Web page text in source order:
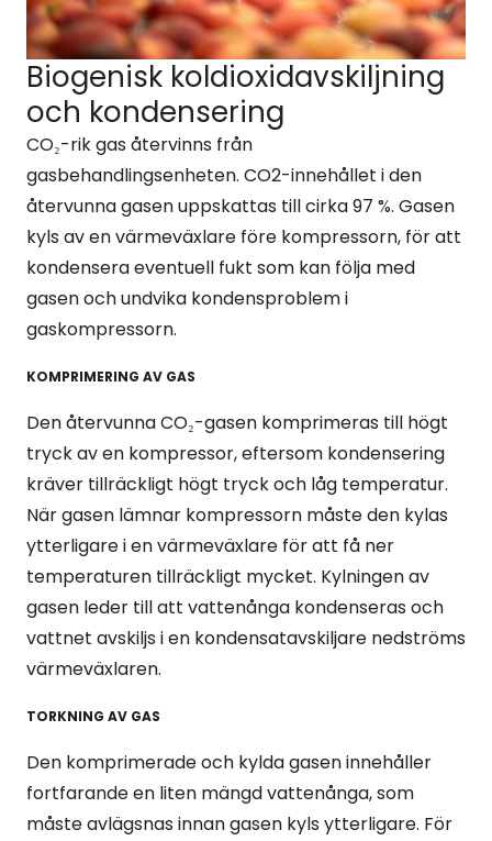
Biogenisk koldioxidavskiljning
och kondensering
CO₂-rik gas återvinns från
gasbehandlingsenheten. CO2-innehållet i den
återvunna gasen uppskattas till cirka 97 %. Gasen
kyls av en värmeväxlare före kompressorn, för att
kondensera eventuell fukt som kan följa med
gasen och undvika kondensproblem i
gaskompressorn.
KOMPRIMERING AV GAS
Den återvunna CO₂-gasen komprimeras till högt
tryck av en kompressor, eftersom kondensering
kräver tillräckligt högt tryck och låg temperatur.
När gasen lämnar kompressorn måste den kylas
ytterligare i en värmeväxlare för att få ner
temperaturen tillräckligt mycket. Kylningen av
gasen leder till att vattenånga kondenseras och
vattnet avskiljs i en kondensatavskiljare nedströms
värmeväxlaren.
TORKNING AV GAS
Den komprimerade och kylda gasen innehåller
fortfarande en liten mängd vattenånga, som
måste avlägsnas innan gasen kyls ytterligare. För